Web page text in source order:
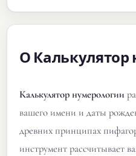
О Калькулятор
Калькулятор нумерологии
вашего имени и даты
древних принципах
инструмент рассчитывает